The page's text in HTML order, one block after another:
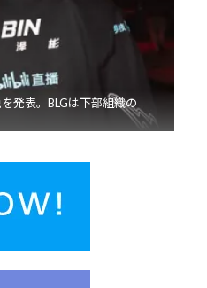
発表。BLGは下部組織の